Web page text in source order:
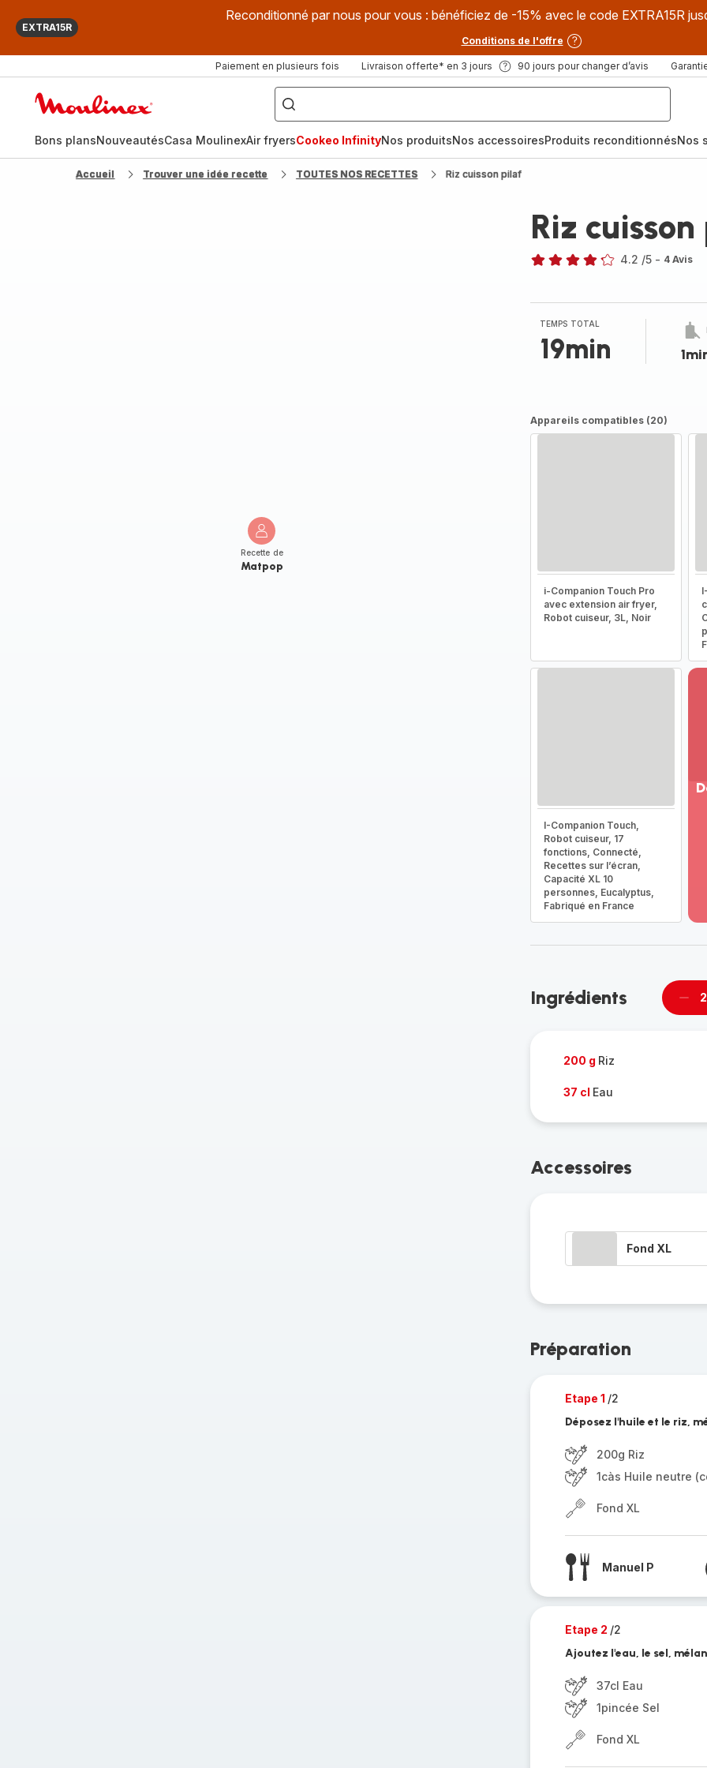
EXTRA15R
Reconditionné par nous pour vous : bénéficiez de -15% avec le code EXTRA15R
Conditions de l'offre
Paiement en plusieurs fois Livraison offerte* en 3 jours 90 jours pour changer d’avis
["Que
recherchez-
vous
?",
fryer",
"Companion"]
Bons plansNouveautésCasa MoulinexAir fryersCookeo InfinityNos produitsNos accessoiresProduits reconditionnésNos
Accueil Trouver une idée recette TOUTES NOS RECETTES Riz cuisson pilaf
Recette de
Matpop
Riz
4.2 /5 - 4 Avis
TEMPS TOTAL
19min
Appareils compatibles (20)
i-Companion Touch Pro
avec extension air fryer,
Robot cuiseur, 3L, Noir
I-Companion Touch,
Robot cuiseur, 17
fonctions, Connecté,
Recettes sur l’écran,
Capacité XL 10
personnes, Eucalyptus,
Fabriqué en France
Ingrédients
200 g Riz
37 cl Eau
Accessoires
Fond XL
Préparation
Etape 1 /2
Déposez l'huile et le riz,
200g Riz
1càs Huile neutre
Fond XL
Manuel P
Etape 2 /2
Ajoutez l'eau, le sel,
37cl Eau
1pincée Sel
Fond XL